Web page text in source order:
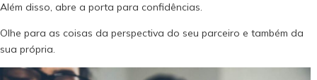
Além disso, abre a porta para confidências.
Olhe para as coisas da perspectiva do seu parceiro e também da
sua própria.